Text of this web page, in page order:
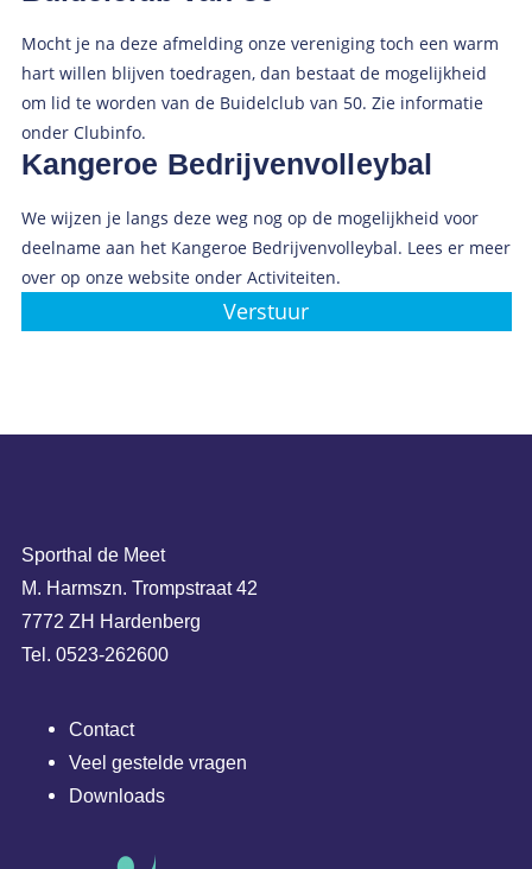
Mocht je na deze afmelding onze vereniging toch een warm
hart willen blijven toedragen, dan bestaat de mogelijkheid
om lid te worden van de Buidelclub van 50. Zie informatie
onder Clubinfo.
Kangeroe Bedrijvenvolleybal
We wijzen je langs deze weg nog op de mogelijkheid voor
deelname aan het Kangeroe Bedrijvenvolleybal. Lees er meer
over op onze website onder Activiteiten.
Verstuur
Sporthal de Meet
M. Harmszn. Trompstraat 42
7772 ZH Hardenberg
Tel. 0523-262600
Contact
Veel gestelde vragen
Downloads